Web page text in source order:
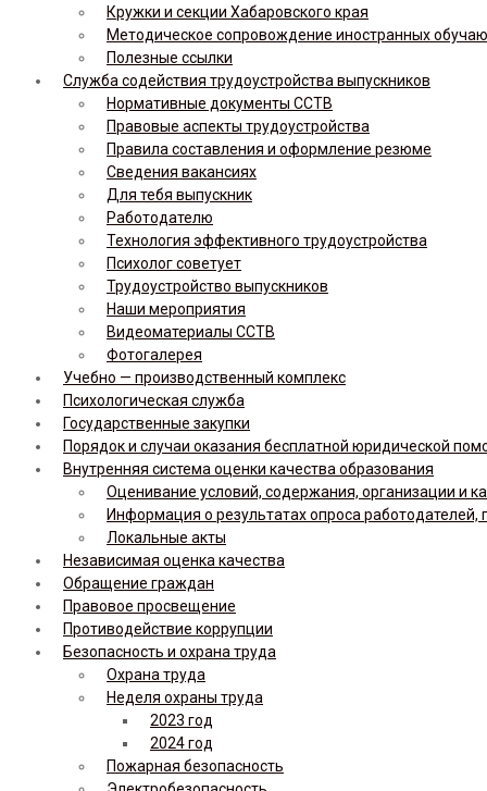
Кружки и секции Хабаровского края
Методическое сопровождение иностранных
Полезные ссылки
Служба содействия трудоустройства выпускников
Нормативные документы ССТВ
Правовые аспекты трудоустройства
Правила составления и оформление резюме
Сведения вакансиях
Для тебя выпускник
Работодателю
Технология эффективного трудоустройства
Психолог советует
Трудоустройство выпускников
Наши мероприятия
Видеоматериалы ССТВ
Фотогалерея
Учебно — производственный комплекс
Психологическая служба
Государственные закупки
Порядок и случаи оказания бесплатной юридической
Внутренняя система оценки качества образования
Оценивание условий, содержания, организации и
Информация о результатах опроса
Локальные акты
Независимая оценка качества
Обращение граждан
Правовое просвещение
Противодействие коррупции
Безопасность и охрана труда
Охрана труда
Неделя охраны труда
2023 год
2024 год
Пожарная безопасность